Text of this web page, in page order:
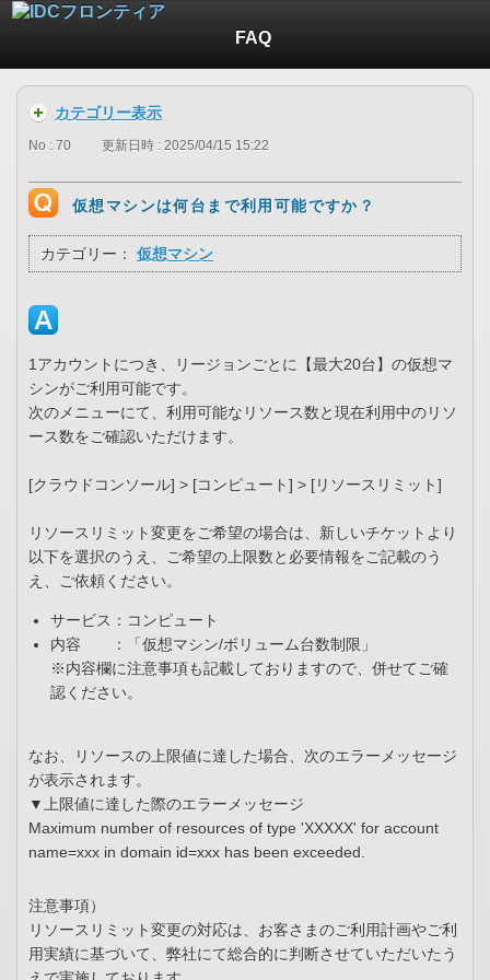
FAQ
カテゴリー表示
No : 70 更新日時 : 2025/04/15 15:22
仮想マシンは何台まで利用可能ですか？
カテゴリー： 仮想マシン
1アカウントにつき、リージョンごとに【最大20台】の仮想マ
シンがご利用可能です。
次のメニューにて、利用可能なリソース数と現在利用中のリソ
ース数をご確認いただけます。
[クラウドコンソール] > [コンピュート] > [リソースリミット]
リソースリミット変更をご希望の場合は、新しいチケットより
以下を選択のうえ、ご希望の上限数と必要情報をご記載のう
え、ご依頼ください。
サービス：コンピュート
内容 ：「仮想マシン/ボリューム台数制限」
※内容欄に注意事項も記載しておりますので、併せてご確
認ください。
なお、リソースの上限値に達した場合、次のエラーメッセージ
が表示されます。
▼上限値に達した際のエラーメッセージ
Maximum number of resources of type 'XXXXX' for account
name=xxx in domain id=xxx has been exceeded.
注意事項）
リソースリミット変更の対応は、お客さまのご利用計画やご利
用実績に基づいて、弊社にて総合的に判断させていただいたう